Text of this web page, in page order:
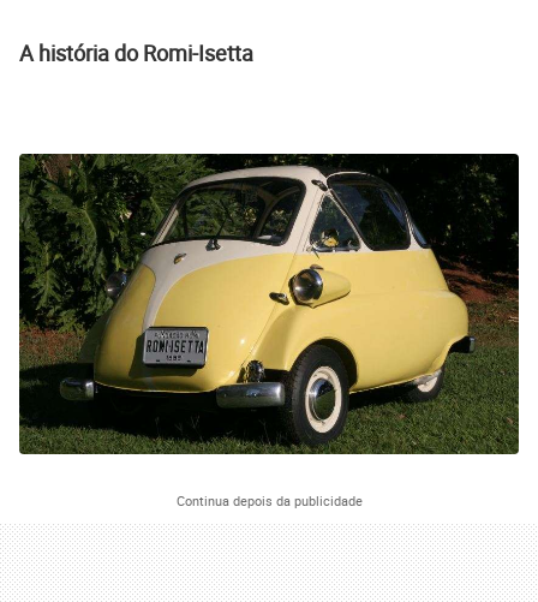
A história do Romi-Isetta
Continua depois da publicidade